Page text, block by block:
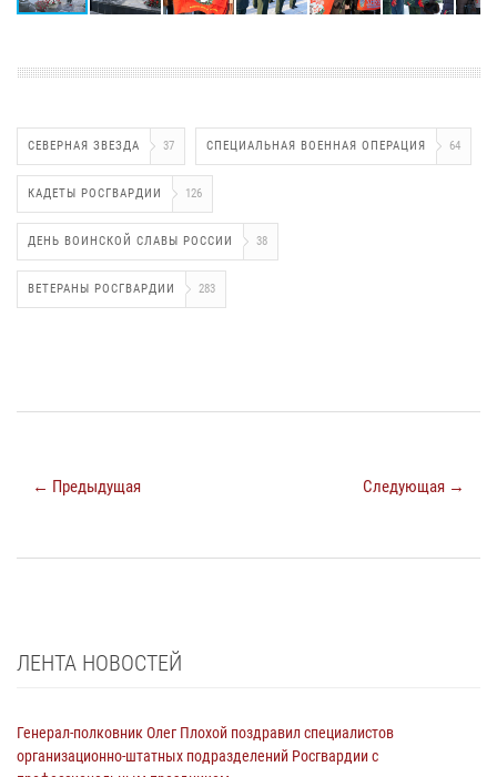
СЕВЕРНАЯ ЗВЕЗДА 37 СПЕЦИАЛЬНАЯ ВОЕННАЯ ОПЕРАЦИЯ 64
КАДЕТЫ РОСГВАРДИИ 126
ДЕНЬ ВОИНСКОЙ СЛАВЫ РОССИИ 38
ВЕТЕРАНЫ РОСГВАРДИИ 283
← Предыдущая Следующая →
ЛЕНТА НОВОСТЕЙ
Генерал-полковник Олег Плохой поздравил специалистов
организационно-штатных подразделений Росгвардии с